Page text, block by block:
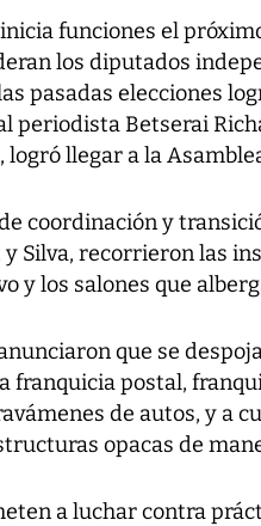
funciones el
los diputados
pasadas elecciones
periodista Betserai
logró llegar a la
coordinación y
y Silva, recorrieron las
y los salones que
que se
franquicia postal,
de autos, y a
opacas de
a luchar contra